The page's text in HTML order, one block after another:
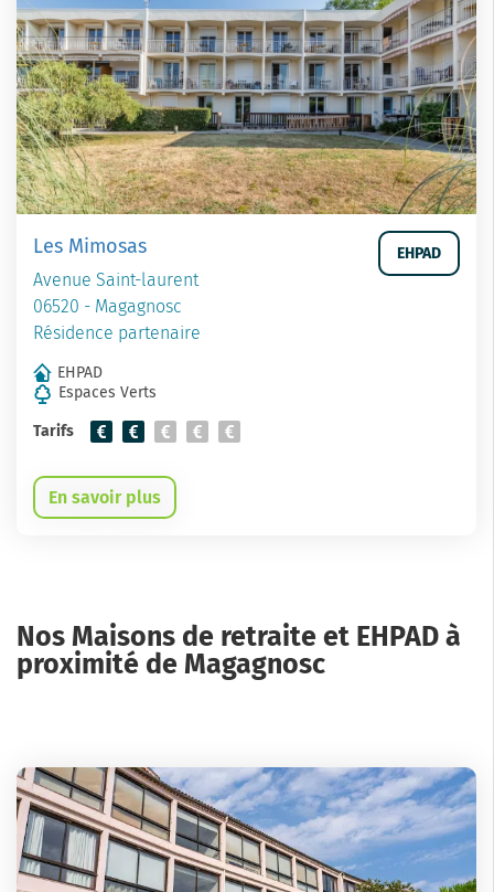
Les Mimosas
Avenue Saint-laurent
06520 - Magagnosc
Résidence partenaire
EHPAD
EHPAD
Espaces Verts
Tarifs
En savoir plus
Nos Maisons de retraite et EHPAD à
proximité de Magagnosc